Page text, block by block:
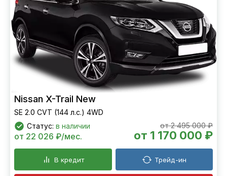
Nissan X-Trail New
SE 2.0 CVT (144 л.с.) 4WD
Статус: в наличии от 2 495 000 ₽
от 1 170 000 ₽
от 22 026 ₽/мес.
В кредит Трейд-ин